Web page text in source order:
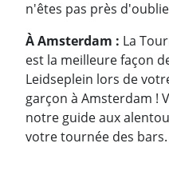
n'êtes pas près
À Amsterdam : La
est la meilleure façon
Leidseplein lors de
garçon à Amsterdam !
notre guide aux
votre tournée des bars.